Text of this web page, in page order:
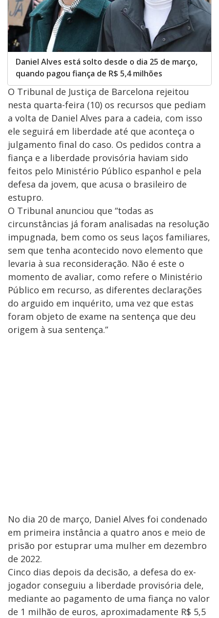
Daniel Alves está solto desde o dia 25 de março,
quando pagou fiança de R$ 5,4 milhões
O Tribunal de Justiça de Barcelona rejeitou
nesta quarta-feira (10) os recursos que pediam
a volta de Daniel Alves para a cadeia, com isso
ele seguirá em liberdade até que aconteça o
julgamento final do caso. Os pedidos contra a
fiança e a liberdade provisória haviam sido
feitos pelo Ministério Público espanhol e pela
defesa da jovem, que acusa o brasileiro de
estupro.
O Tribunal anunciou que “todas as
circunstâncias já foram analisadas na resolução
impugnada, bem como os seus laços familiares,
sem que tenha acontecido novo elemento que
levaria à sua reconsideração. Não é este o
momento de avaliar, como refere o Ministério
Público em recurso, as diferentes declarações
do arguido em inquérito, uma vez que estas
foram objeto de exame na sentença que deu
origem à sua sentença.”
No dia 20 de março, Daniel Alves foi condenado
em primeira instância a quatro anos e meio de
prisão por estuprar uma mulher em dezembro
de 2022.
Cinco dias depois da decisão, a defesa do ex-
jogador conseguiu a liberdade provisória dele,
mediante ao pagamento de uma fiança no valor
de 1 milhão de euros, aproximadamente R$ 5,5